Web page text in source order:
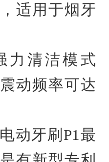
适用于烟牙
力清洁模式
动频率可达
动牙刷P1最